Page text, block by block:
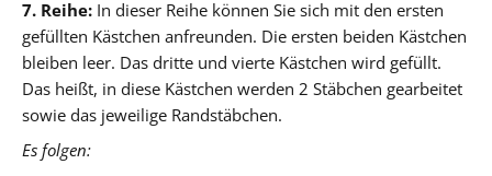
7. Reihe: In dieser Reihe können Sie sich mit den ersten
gefüllten Kästchen anfreunden. Die ersten beiden Kästchen
bleiben leer. Das dritte und vierte Kästchen wird gefüllt.
Das heißt, in diese Kästchen werden 2 Stäbchen gearbeitet
sowie das jeweilige Randstäbchen.
Es folgen: